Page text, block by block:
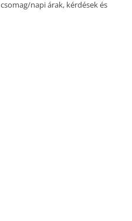
napi árak, kérdések és